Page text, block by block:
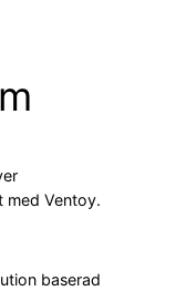
med Ventoy.
baserad